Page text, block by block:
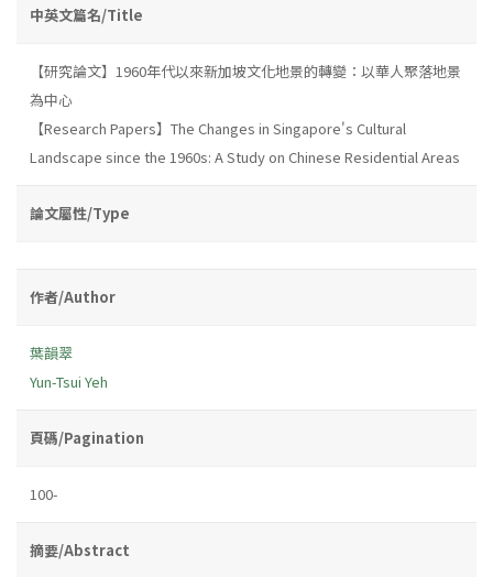
中英文篇名/Title
【研究論文】1960年代以來新加坡文化地景的轉變：以華人聚落地景
為中心
【Research Papers】The Changes in Singapore's Cultural
Landscape since the 1960s: A Study on Chinese Residential Areas
論文屬性/Type
作者/Author
葉韻翠
Yun-Tsui Yeh
頁碼/Pagination
100-
摘要/Abstract